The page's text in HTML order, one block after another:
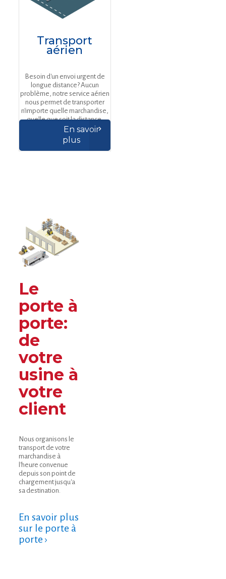
Transport
aérien
Besoin d'un envoi urgent de
longue distance? Aucun
problème, notre service aérien
nous permet de transporter
n'importe quelle marchandise,
quelle que soit la distance.
En savoir
plus
Le
porte à
porte:
de
votre
usine à
votre
client
Nous organisons le
transport de votre
marchandise à
l'heure convenue
depuis son point de
chargement jusqu'a
sa destination.
En savoir plus
sur le porte à
porte ›